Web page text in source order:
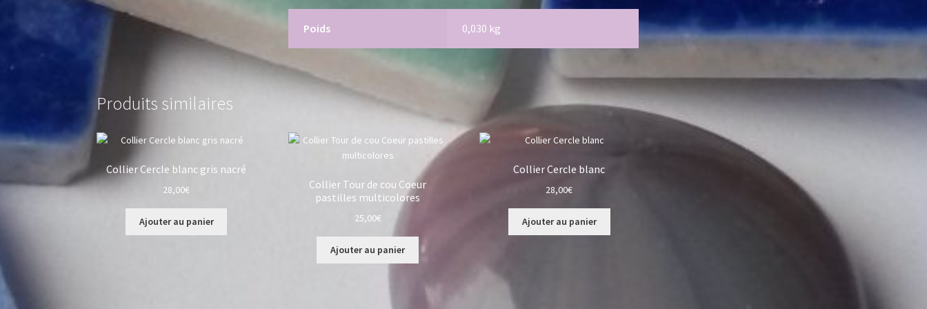
Poids 0,030 kg
Produits similaires
Collier Cercle blanc gris nacré
28,00€
Ajouter au panier
Collier Tour de cou Coeur
pastilles multicolores
25,00€
Ajouter au panier
Collier Cercle blanc
28,00€
Ajouter au panier